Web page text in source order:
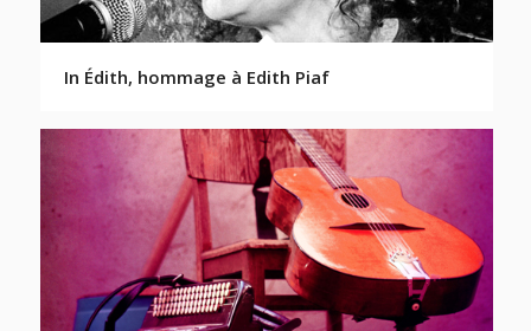
In Édith, hommage à Edith Piaf